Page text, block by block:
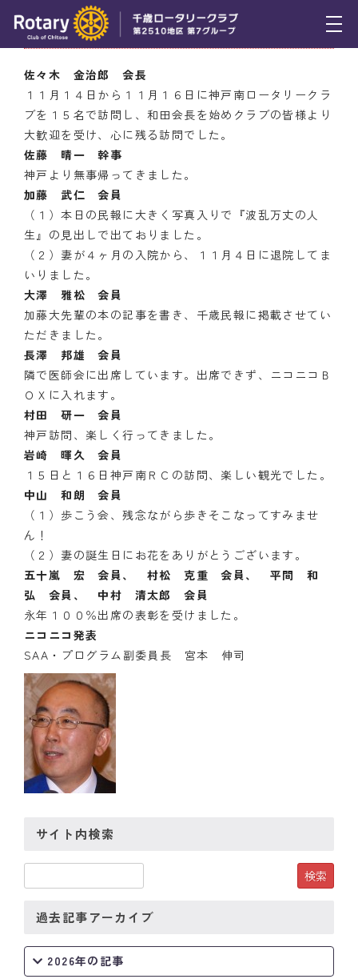
トピックス
例会報告
活動報告
理事会報告
スケジュール
年間プログラム
木曜会
組織図
クラブのあゆみ
クラブの歴史
歴代会長・幹事
記念誌
案内
例会場・事務局の案内
リンク集
情報公開
入会のご案内
11月18日（木） ニコニコＢＯＸ
佐々木 金治郎 会長
１１月１４日から１１月１６日に神戸南ロータリークラ
ブを１５名で訪問し、和田会長を始めクラブの皆様より
大歓迎を受け、心に残る訪問でした。
佐藤 晴一 幹事
神戸より無事帰ってきました。
加藤 武仁 会員
（１）本日の民報に大きく写真入りで『波乱万丈の人
生』の見出しで出ておりました。
（２）妻が４ヶ月の入院から、１１月４日に退院してま
いりました。
大澤 雅松 会員
加藤大先輩の本の記事を書き、千歳民報に掲載させてい
ただきました。
長澤 邦雄 会員
隣で医師会に出席しています。出席できず、ニコニコＢ
ＯＸに入れます。
村田 研一 会員
神戸訪問、楽しく行ってきました。
岩崎 暉久 会員
１５日と１６日神戸南ＲＣの訪問、楽しい観光でした。
中山 和朗 会員
（１）歩こう会、残念ながら歩きそこなってすみませ
ん！
（２）妻の誕生日にお花をありがとうございます。
五十嵐 宏 会員、 村松 克重 会員、 平間 和
弘 会員、 中村 清太郎 会員
永年１００％出席の表彰を受けました。
ニコニコ発表
SAA・プログラム副委員長 宮本 伸司
サイト内検索
過去記事アーカイブ
2026年の記事